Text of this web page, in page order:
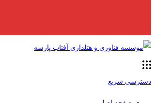
دسترسی سریع